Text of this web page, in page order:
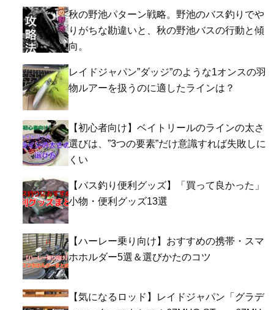
秋の野池パターン戦略。野池のバス釣りでや
りがちな勘違いと、秋の野池バスの行動と傾
向。
レイドジャパン”ダッジ”のような1オンスの羽
物ルアーを扱うのに適したラインは？
【初心者向け】ベイトリールのラインの太さ
選びは、”3つの要素”だけ意識すれば失敗しに
くい
【バス釣り便利グッズ】「買って良かった」
小物・便利グッズ13選
【ハーレー乗り向け】おすすめの携帯・スマ
ホホルダー5選＆選びかたのコツ
【気になるロッド】レイドジャパン「グラデ